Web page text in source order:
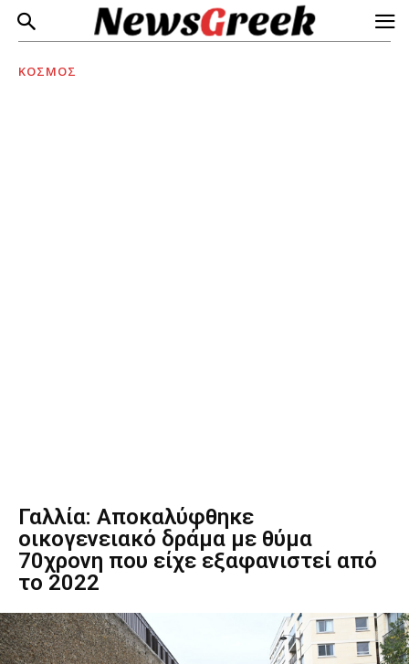
ΚΟΣΜΟΣ
Γαλλία: Αποκαλύφθηκε
οικογενειακό δράμα με θύμα
70χρονη που είχε εξαφανιστεί από
το 2022